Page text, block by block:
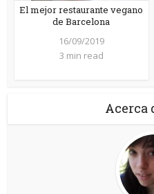
El mejor restaurante vegano
de Barcelona
16/09/2019
3 min read
Acerca